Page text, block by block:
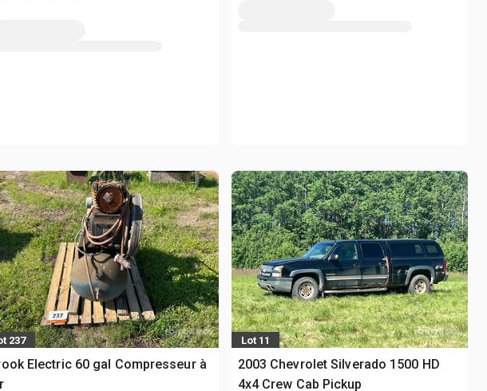
237
Electric 60 gal Compresseur à
Lot 11
2003 Chevrolet Silverado 1500 HD
4x4 Crew Cab Pickup